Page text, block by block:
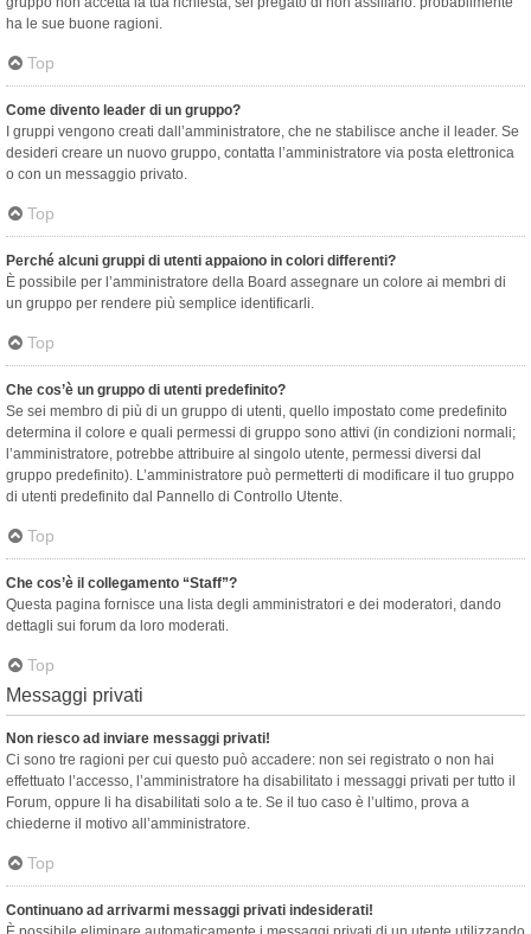
ha le sue buone ragioni.
Top
Come divento leader di un gruppo?
I gruppi vengono creati dall’amministratore, che ne stabilisce anche il leader. Se
desideri creare un nuovo gruppo, contatta l’amministratore via posta elettronica
o con un messaggio privato.
Top
Perché alcuni gruppi di utenti appaiono in colori differenti?
È possibile per l’amministratore della Board assegnare un colore ai membri di
un gruppo per rendere più semplice identificarli.
Top
Che cos’è un gruppo di utenti predefinito?
Se sei membro di più di un gruppo di utenti, quello impostato come predefinito
determina il colore e quali permessi di gruppo sono attivi (in condizioni normali;
l’amministratore, potrebbe attribuire al singolo utente, permessi diversi dal
gruppo predefinito). L’amministratore può permetterti di modificare il tuo gruppo
di utenti predefinito dal Pannello di Controllo Utente.
Top
Che cos’è il collegamento “Staff”?
Questa pagina fornisce una lista degli amministratori e dei moderatori, dando
dettagli sui forum da loro moderati.
Top
Messaggi privati
Non riesco ad inviare messaggi privati!
Ci sono tre ragioni per cui questo può accadere: non sei registrato o non hai
effettuato l’accesso, l’amministratore ha disabilitato i messaggi privati per tutto il
Forum, oppure li ha disabilitati solo a te. Se il tuo caso è l’ultimo, prova a
chiederne il motivo all’amministratore.
Top
Continuano ad arrivarmi messaggi privati indesiderati!